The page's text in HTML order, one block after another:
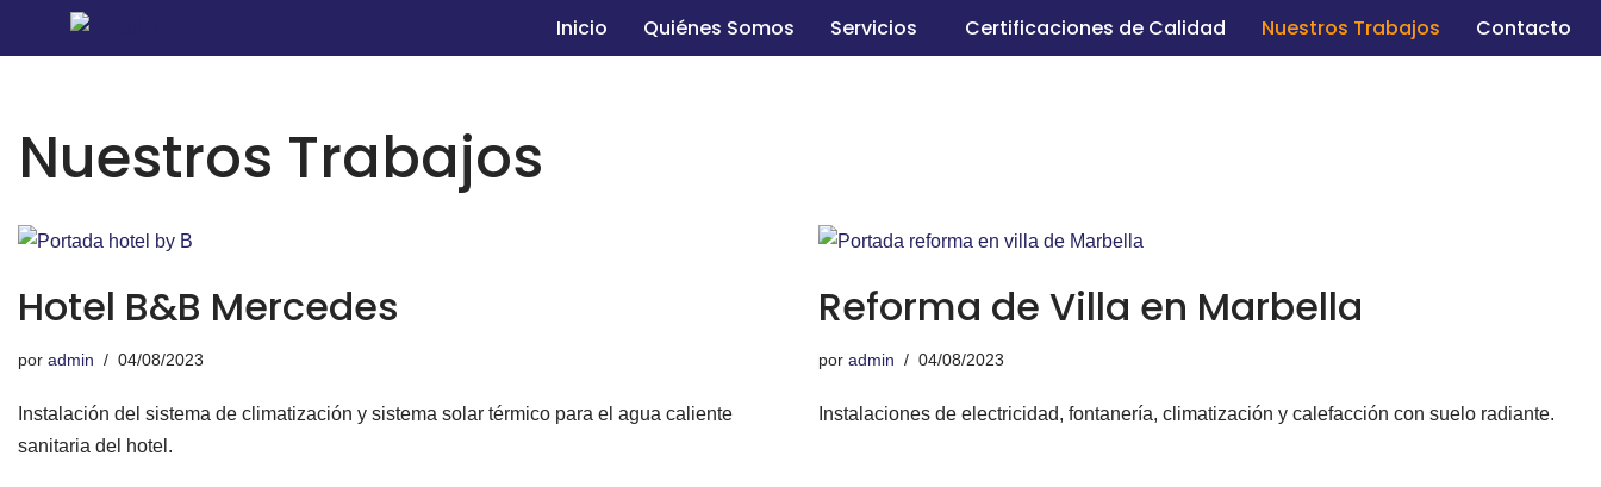
Inicio Quiénes Somos Servicios Certificaciones de Calidad Nuestros Trabajos Contacto
Nuestros Trabajos
Hotel B&B Mercedes
por admin 04/08/2023
Instalación del sistema de climatización y sistema solar térmico para el agua caliente
sanitaria del hotel.
Reforma de Villa en Marbella
por admin 04/08/2023
Instalaciones de electricidad, fontanería, climatización y calefacción con suelo radiante.